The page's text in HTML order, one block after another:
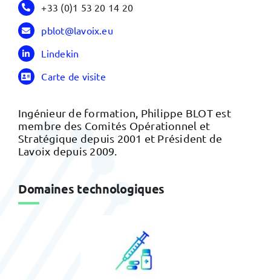
+33 (0)1 53 20 14 20
pblot@lavoix.eu
Lindekin
Carte de visite
Ingénieur de formation, Philippe BLOT est
membre des Comités Opérationnel et
Stratégique depuis 2001 et Président de
Lavoix depuis 2009.
Domaines technologiques